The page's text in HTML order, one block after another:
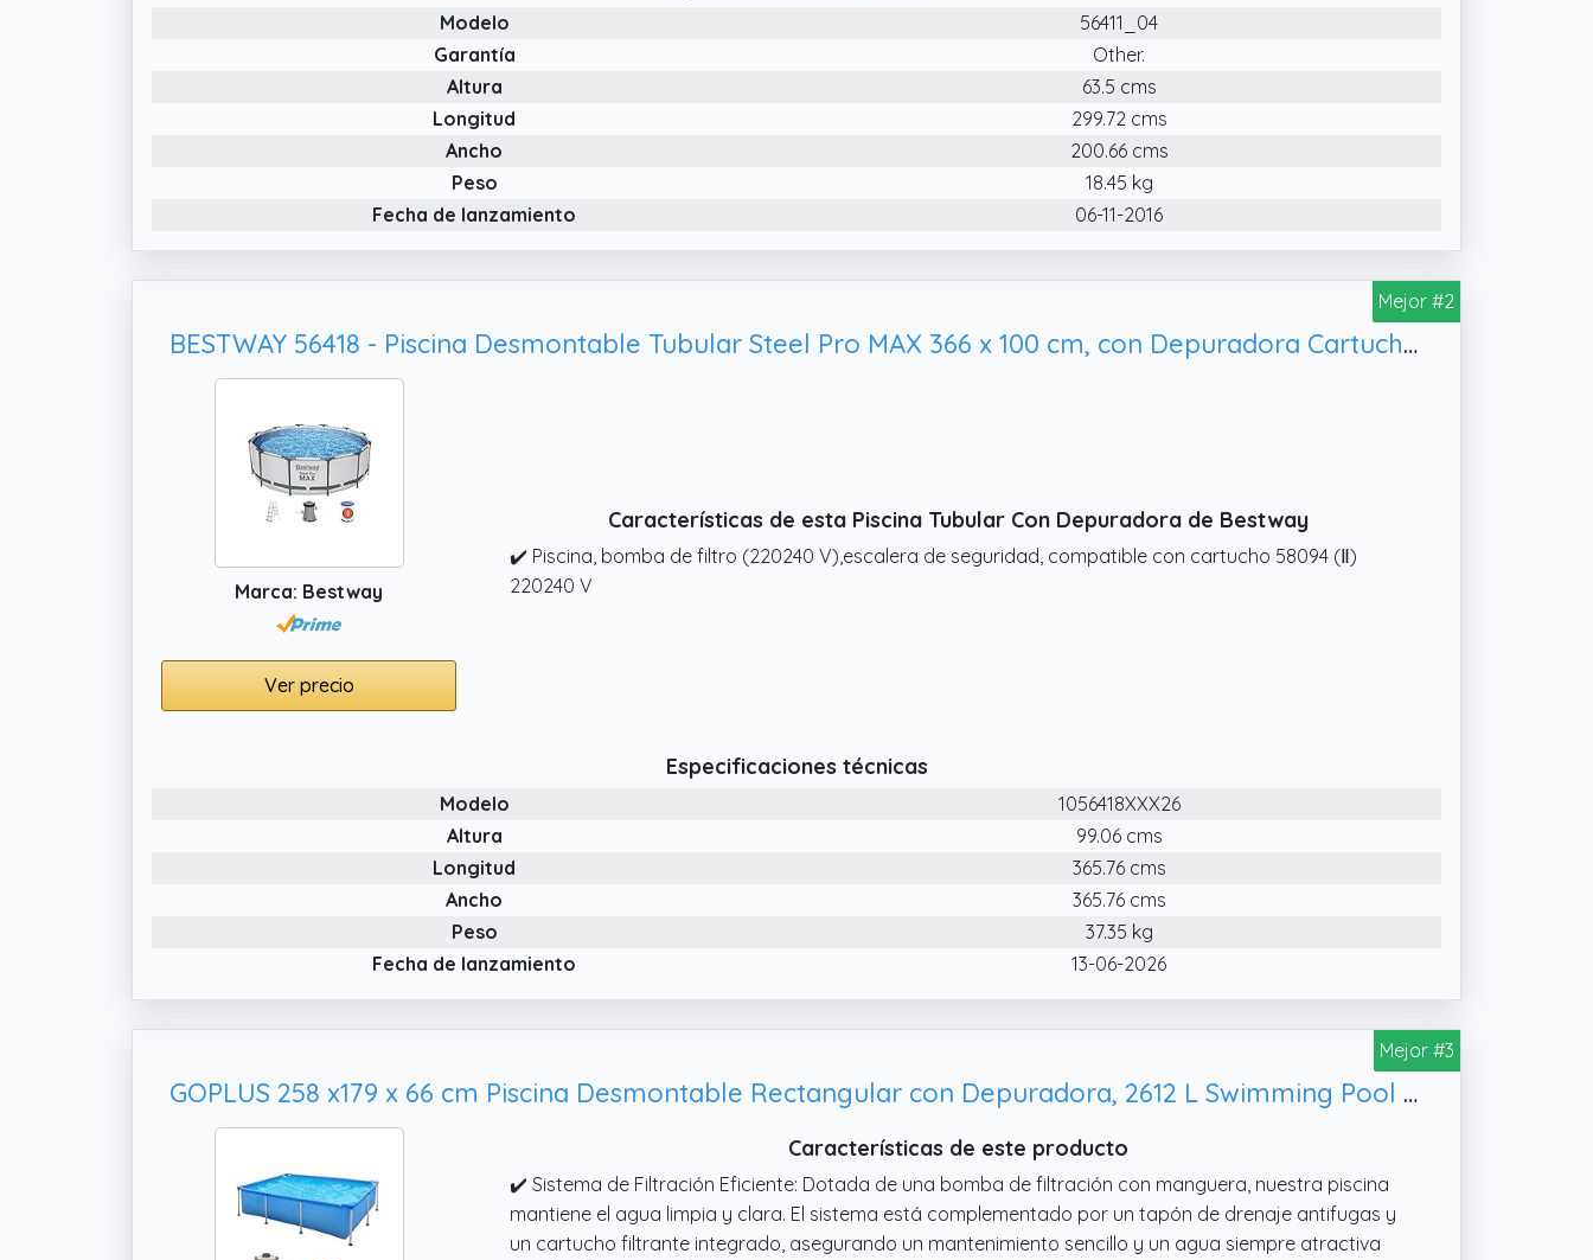
Modelo
56411_04
Garantía
Other.
Altura
63.5 cms
Longitud
299.72 cms
Ancho
200.66 cms
Peso
18.45 kg
Fecha de lanzamiento
06-11-2016
Mejor #2
BESTWAY 56418 - Piscina Desmontable Tubular Steel Pro MAX 366 x 100 cm, con Depuradora Cartucho 2.006 L/H y Escalera
Marca: Bestway
Ver precio
Características de esta Piscina Tubular Con Depuradora de Bestway
✔️ Piscina, bomba de filtro (220240 V),escalera de seguridad, compatible con cartucho 58094 (Ⅱ)
220240 V
Especificaciones técnicas
Modelo
1056418XXX26
Altura
99.06 cms
Longitud
365.76 cms
Ancho
365.76 cms
Peso
37.35 kg
Fecha de lanzamiento
13-06-2026
Mejor #3
GOPLUS 258 x179 x 66 cm Piscina Desmontable Rectangular con Depuradora, 2612 L Swimming Pool Grande para 3-5 Adultos y Infantils o Familiar con Soporte Tubular Metálico para Terraza (Azul)
Características de este producto
✔️ Sistema de Filtración Eficiente: Dotada de una bomba de filtración con manguera, nuestra piscina
mantiene el agua limpia y clara. El sistema está complementado por un tapón de drenaje antifugas y
un cartucho filtrante integrado, asegurando un mantenimiento sencillo y un agua siempre atractiva